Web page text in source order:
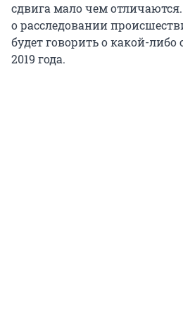
сдвига мало чем
о расследовании
будет говорить о какой-либо
2019 года.